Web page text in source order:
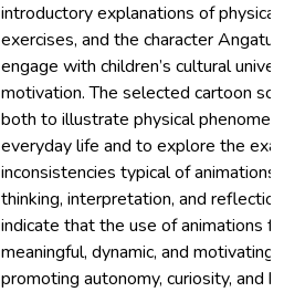
introductory explanations of
exercises, and the character
engage with children’s cultural
motivation. The selected cartoon
both to illustrate physical
everyday life and to explore the
inconsistencies typical of
thinking, interpretation, and
indicate that the use of animations
meaningful, dynamic, and motivating
promoting autonomy, curiosity, and